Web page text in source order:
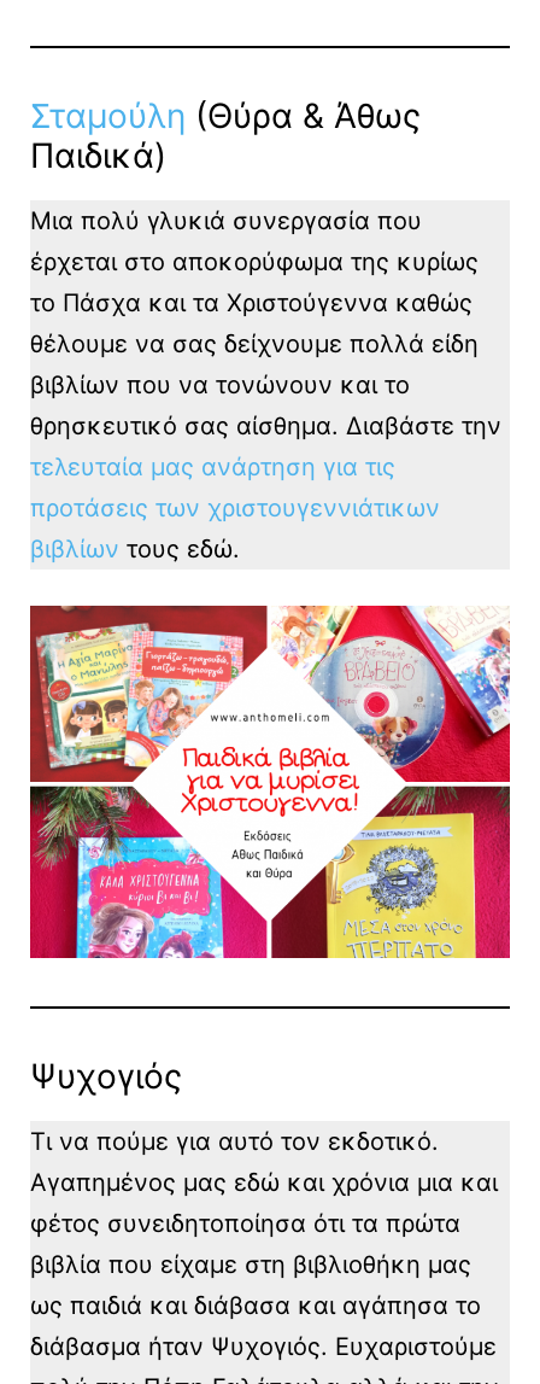
Σταμούλη (Θύρα & Άθως
Παιδικά)
Μια πολύ γλυκιά συνεργασία που
έρχεται στο αποκορύφωμα της κυρίως
το Πάσχα και τα Χριστούγεννα καθώς
θέλουμε να σας δείχνουμε πολλά είδη
βιβλίων που να τονώνουν και το
θρησκευτικό σας αίσθημα. Διαβάστε την
τελευταία μας ανάρτηση για τις
προτάσεις των χριστουγεννιάτικων
βιβλίων τους εδώ.
Ψυχογιός
Τι να πούμε για αυτό τον εκδοτικό.
Αγαπημένος μας εδώ και χρόνια μια και
φέτος συνειδητοποίησα ότι τα πρώτα
βιβλία που είχαμε στη βιβλιοθήκη μας
ως παιδιά και διάβασα και αγάπησα το
διάβασμα ήταν Ψυχογιός. Ευχαριστούμε